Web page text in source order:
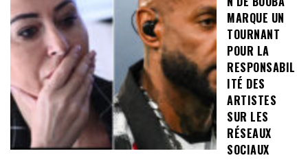
MARQUE UN
TOURNANT
POUR LA
RESPONSABIL
ITÉ DES
ARTISTES
SUR LES
RÉSEAUX
SOCIAUX